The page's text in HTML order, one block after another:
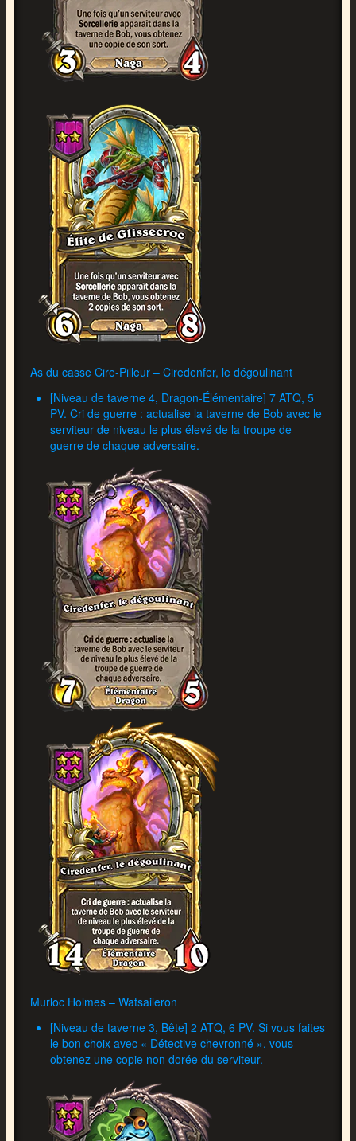
As du casse Cire-Pilleur – Ciredenfer, le dégoulinant
[Niveau de taverne 4, Dragon-Élémentaire] 7 ATQ, 5
PV. Cri de guerre : actualise la taverne de Bob avec le
serviteur de niveau le plus élevé de la troupe de
guerre de chaque adversaire.
Murloc Holmes – Watsaileron
[Niveau de taverne 3, Bête] 2 ATQ, 6 PV. Si vous faites
le bon choix avec « Détective chevronné », vous
obtenez une copie non dorée du serviteur.